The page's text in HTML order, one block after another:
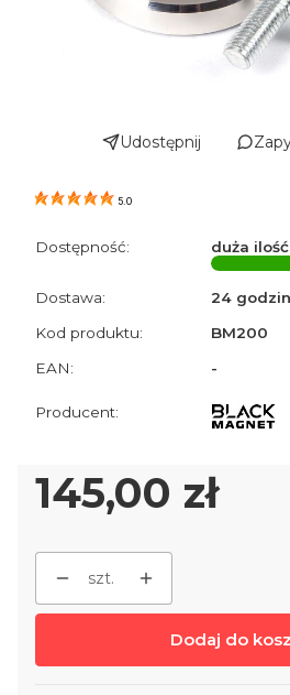
Udostępnij
5.0
Dostępność: duża ilość
Dostawa:
24
Kod produktu:
BM200
EAN:
-
Cena
145,00 zł
szt.
Dodaj do